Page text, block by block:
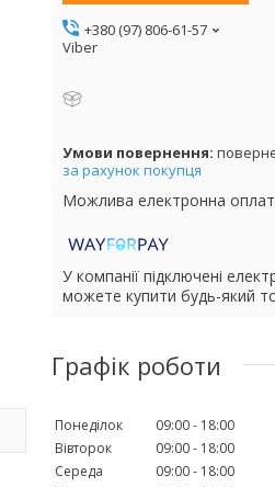
+380 (97) 806-61-57
Viber
за рахунок покупця
У компанії підключені
можете купити будь-який
Графік роботи
Понеділок 09:00
18:00
Вівторок
09:00
18:00
Середа
09:00
18:00